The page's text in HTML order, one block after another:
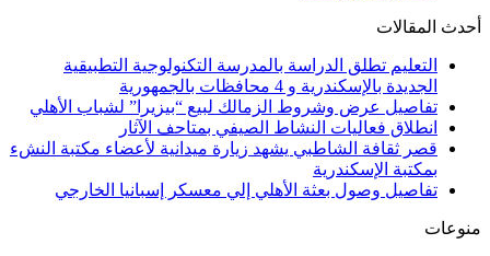
أحدث المقالات
التعليم تطلق الدراسة بالمدرسة التكنولوجية التطبيقية
الجديدة بالإسكندرية و 4 محافظات بالجمهورية
تفاصيل عرض وشروط الزمالك لبيع “بيزيرا” لشباب الأهلي
انطلاق فعاليات النشاط الصيفي بمتاحف الآثار
قصر ثقافة الشاطبي يشهد زيارة ميدانية لأعضاء مكتبة النشء
بمكتبة الإسكندرية
تفاصيل وصول بعثة الأهلي إلي معسكر إسبانيا الخارجي
منوعات